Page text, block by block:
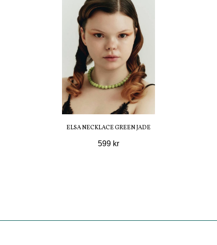
ELSA NECKLACE GREEN JADE
599 kr